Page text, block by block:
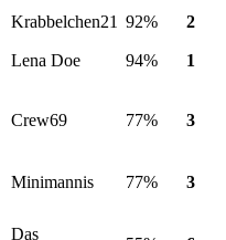
Krabbelchen21 92% 2
Lena Doe 94% 1
Crew69 77% 3
Minimannis 77% 3
Das